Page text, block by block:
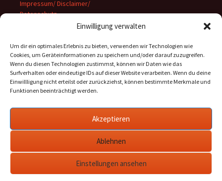
Einwilligung verwalten
Um dir ein optimales Erlebnis zu bieten, verwenden wir Technologien wie
Cookies, um Geräteinformationen zu speichern und/oder darauf zuzugreifen.
Wenn du diesen Technologien zustimmst, können wir Daten wie das
Surfverhalten oder eindeutige IDs auf dieser Website verarbeiten. Wenn du deine
Einwillligung nicht erteilst oder zurückziehst, können bestimmte Merkmale und
Funktionen beeinträchtigt werden.
Akzeptieren
Ablehnen
Einstellungen ansehen
Impressum/ Disclaimer/
Datenschutz
Suchen
nach:
Archiv